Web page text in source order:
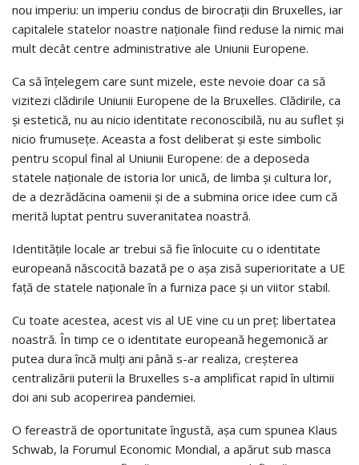
nou imperiu: un imperiu condus de birocrații din Bruxelles, iar
capitalele statelor noastre naționale fiind reduse la nimic mai
mult decât centre administrative ale Uniunii Europene.
Ca să înțelegem care sunt mizele, este nevoie doar ca să
vizitezi clădirile Uniunii Europene de la Bruxelles. Clădirile, ca
și estetică, nu au nicio identitate reconoscibilă, nu au suflet și
nicio frumusețe. Aceasta a fost deliberat și este simbolic
pentru scopul final al Uniunii Europene: de a deposeda
statele naționale de istoria lor unică, de limba și cultura lor,
de a dezrădăcina oamenii și de a submina orice idee cum că
merită luptat pentru suveranitatea noastră.
Identitățile locale ar trebui să fie înlocuite cu o identitate
europeană născocită bazată pe o așa zisă superioritate a UE
față de statele naționale în a furniza pace și un viitor stabil.
Cu toate acestea, acest vis al UE vine cu un preț: libertatea
noastră. În timp ce o identitate europeană hegemonică ar
putea dura încă mulți ani până s-ar realiza, creșterea
centralizării puterii la Bruxelles s-a amplificat rapid în ultimii
doi ani sub acoperirea pandemiei.
O fereastră de oportunitate îngustă, așa cum spunea Klaus
Schwab, la Forumul Economic Mondial, a apărut sub masca